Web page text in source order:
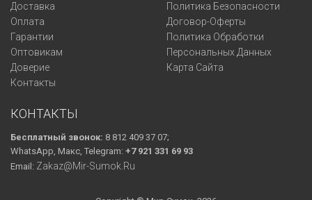
Доставка
Оплата
Гарантии
Оптовикам
Доверие
Контакты
Политика Безопасности
Договор-Оферты
Политика Обработки
Персональных Данных
Карта Сайта
КОНТАКТЫ
Бесплатный звонок: 8 812 409 37 07;
WhatsApp, Макс, Telegram: +7 921 331 69 93
Email: Zakaz@mir-Sumok.ru